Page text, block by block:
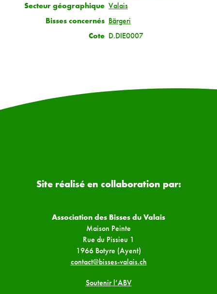
Secteur géographique Valais
Bisses concernés Bärgeri
Cote D.DIE0007
Site réalisé en collaboration par:
Association des Bisses du Valais
Maison Peinte
Rue du Pissieu 1
1966 Botyre (Ayent)
contact@bisses-valais.ch
Soutenir l’ABV